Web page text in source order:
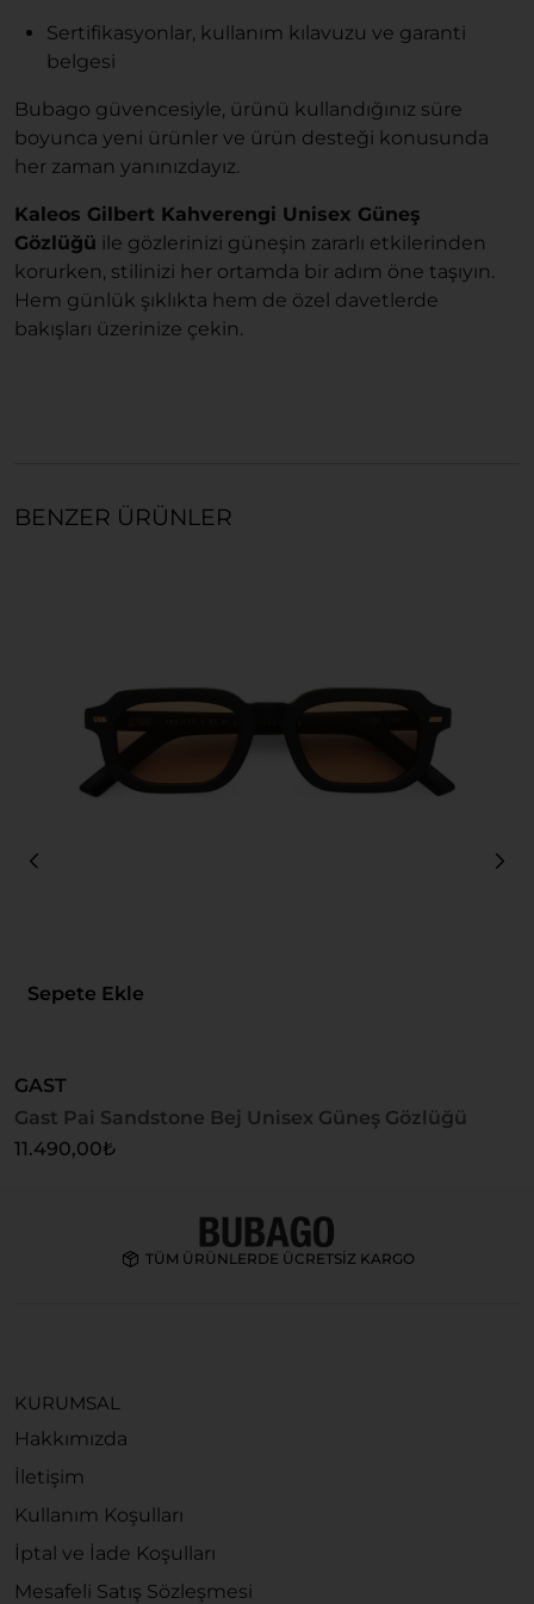
Sertifikasyonlar, kullanım kılavuzu ve garanti
belgesi
Bubago güvencesiyle, ürünü kullandığınız süre
boyunca yeni ürünler ve ürün desteği konusunda
her zaman yanınızdayız.
Kaleos Gilbert Kahverengi Unisex Güneş
Gözlüğü ile gözlerinizi güneşin zararlı etkilerinden
korurken, stilinizi her ortamda bir adım öne taşıyın.
Hem günlük şıklıkta hem de özel davetlerde
bakışları üzerinize çekin.
BENZER ÜRÜNLER
Sepete Ekle
GAST
Gast Pai Sandstone Bej Unisex Güneş Gözlüğü
11.490,00₺
TÜM ÜRÜNLERDE ÜCRETSİZ KARGO
KURUMSAL
Hakkımızda
İletişim
Kullanım Koşulları
İptal ve İade Koşulları
Mesafeli Satış Sözleşmesi